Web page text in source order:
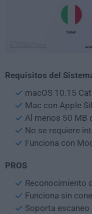
Requisitos del
macOS 10.15
Mac con Apple
Al menos 50 MB
No se requiere
Funciona con
PROS
Reconocimiento
Funciona sin
Soporta escaneo